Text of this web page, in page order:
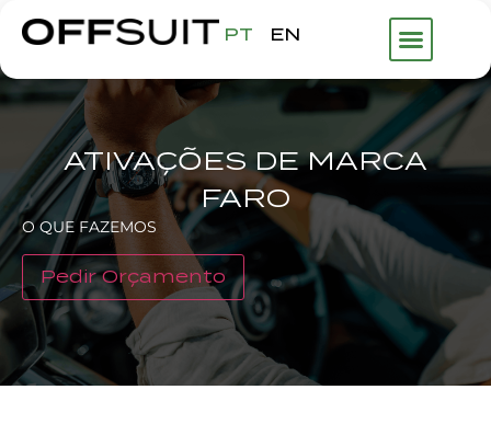
PT EN
ATIVAÇÕES DE MARCA
FARO
O QUE FAZEMOS
Pedir Orçamento